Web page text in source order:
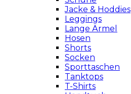
Jacke & Hoddies
Leggings
Lange Ärmel
Hosen
Shorts
Socken
Sporttaschen
Tanktops
T-Shirts